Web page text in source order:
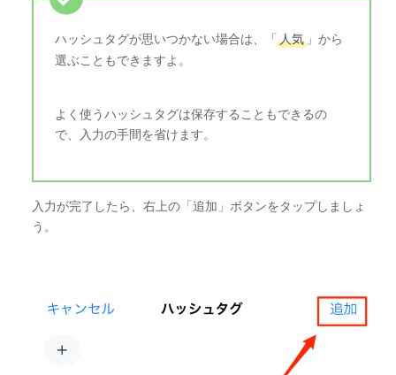
ハッシュタグが思いつかない場合は、「人気 」から
選ぶこともできますよ。
よく使うハッシュタグは保存することもできるの
で、入力の手間を省けます。
入力が完了したら、右上の「追加」ボタンをタップしましょ
う。